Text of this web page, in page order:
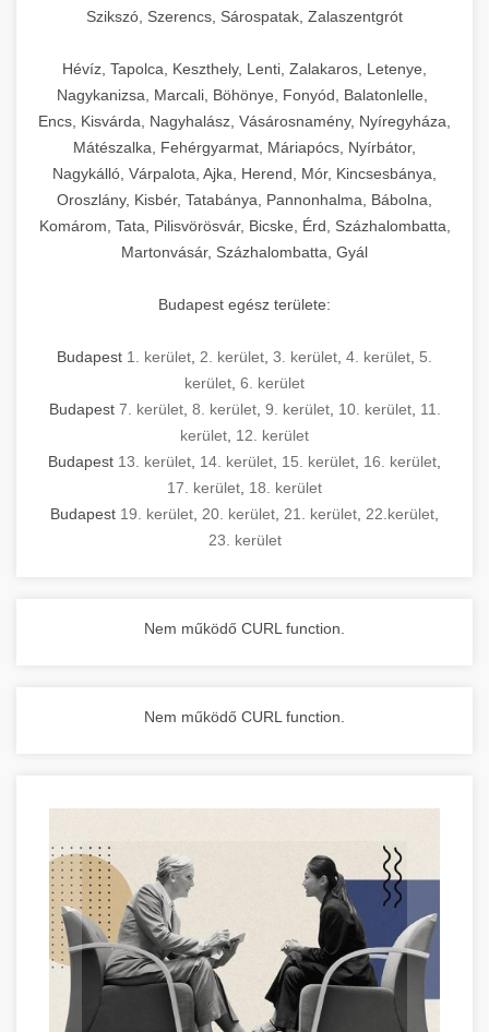
Szikszó, Szerencs, Sárospatak, Zalaszentgrót
Hévíz, Tapolca, Keszthely, Lenti, Zalakaros, Letenye,
Nagykanizsa, Marcali, Böhönye, Fonyód, Balatonlelle,
Encs, Kisvárda, Nagyhalász, Vásárosnamény, Nyíregyháza,
Mátészalka, Fehérgyarmat, Máriapócs, Nyírbátor,
Nagykálló, Várpalota, Ajka, Herend, Mór, Kincsesbánya,
Oroszlány, Kisbér, Tatabánya, Pannonhalma, Bábolna,
Komárom, Tata, Pilisvörösvár, Bicske, Érd, Százhalombatta,
Martonvásár, Százhalombatta, Gyál
Budapest egész területe:
Budapest 1. kerület 2. kerület 3. kerület 4. kerület 5.
kerület 6. kerület
Budapest 7. kerület, 8. kerület, 9. kerület, 10. kerület, 11.
kerület 12. kerület
Budapest 13. kerület 14. kerület 15. kerület 16. kerület
17. kerület 18. kerület
Budapest 19. kerület 20. kerület 21. kerület 22.kerület
23. kerület
Nem működő CURL function.
Nem működő CURL function.